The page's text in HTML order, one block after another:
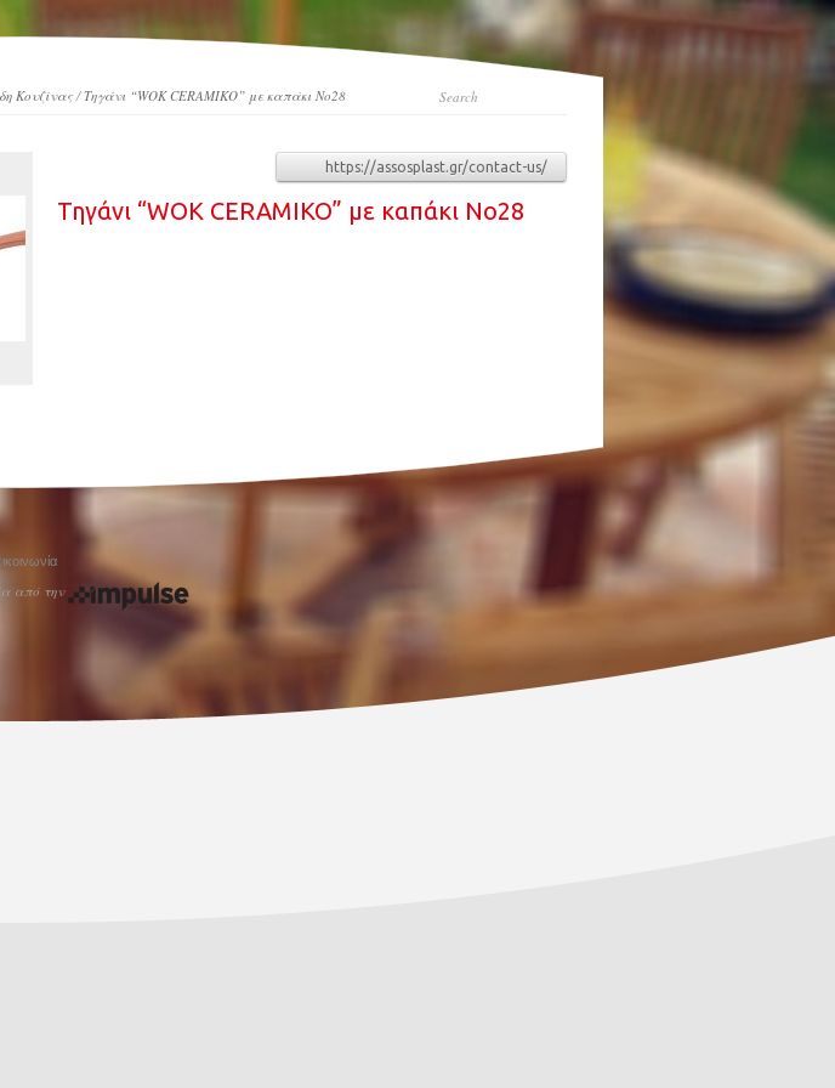
Κουζίνας/Τηγάνι “WOK CERAMIKO” με καπάκι Νο28
https://assosplast.gr/contact-us/
Τηγάνι “WOK CERAMIKO” με καπάκι Νο28
από την